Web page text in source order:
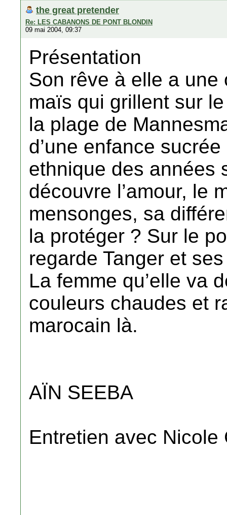
the great pretender
Re: LES CABANONS DE PONT BLONDIN
09 mai 2004, 09:37
Présentation
Son rêve à elle a
maïs qui grillent sur
la plage de
d’une enfance
ethnique des années
découvre l’amour, le
mensonges, sa
la protéger ? Sur le
regarde Tanger et
La femme qu’elle va
couleurs chaudes et
marocain là.
AÏN SEEBA
Entretien avec Nicole